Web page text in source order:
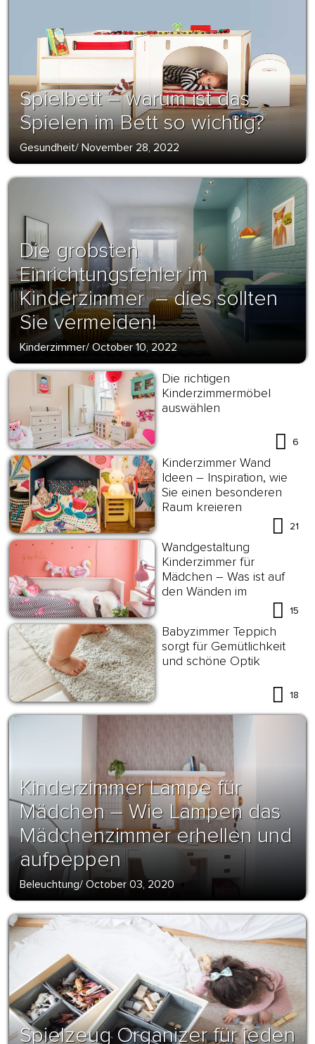
Spielbett – warum ist das
Spielen im Bett so wichtig?
Gesundheit/ November 28, 2022
Die grobsten
Einrichtungsfehler im
Kinderzimmer – dies sollten
Sie vermeiden!
Kinderzimmer/ October 10, 2022
Die richtigen
Kinderzimmermöbel
auswählen
6
Kinderzimmer Wand
Ideen – Inspiration, wie
Sie einen besonderen
Raum kreieren
21
Wandgestaltung
Kinderzimmer für
Mädchen – Was ist auf
den Wänden im
15
Babyzimmer Teppich
sorgt für Gemütlichkeit
und schöne Optik
18
Kinderzimmer Lampe für
Mädchen – Wie Lampen das
Mädchenzimmer erhellen und
aufpeppen
Beleuchtung/ October 03, 2020
Spielzeug Organizer für jeden